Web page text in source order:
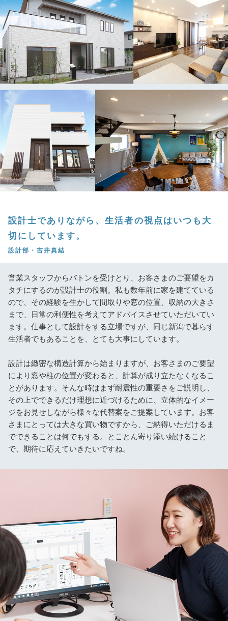
設計士でありながら、生活者の視点はいつも大
切にしています。
設計部・吉井真結
営業スタッフからバトンを受けとり、お客さまのご要望をカ
タチにするのが設計士の役割。私も数年前に家を建てている
ので、その経験を生かして間取りや窓の位置、収納の大きさ
まで、日常の利便性を考えてアドバイスさせていただいてい
ます。仕事として設計をする立場ですが、同じ新潟で暮らす
生活者でもあることを、とても大事にしています。
設計は緻密な構造計算から始まりますが、お客さまのご要望
により窓や柱の位置が変わると、計算が成り立たなくなるこ
とがあります。そんな時はまず耐震性の重要さをご説明し、
その上でできるだけ理想に近づけるために、立体的なイメー
ジをお見せしながら様々な代替案をご提案しています。お客
さまにとっては大きな買い物ですから、ご納得いただけるま
でできることは何でもする。とことん寄り添い続けること
で、期待に応えていきたいですね。